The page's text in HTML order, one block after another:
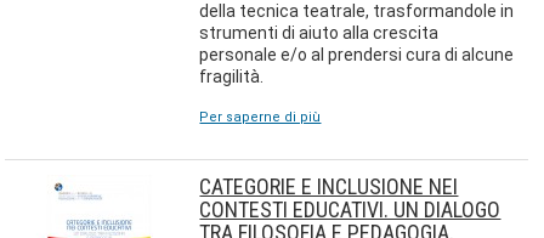
della tecnica teatrale, trasformandole in
strumenti di aiuto alla crescita
personale e/o al prendersi cura di alcune
fragilità.
Per saperne di più
CATEGORIE E INCLUSIONE NEI
CONTESTI EDUCATIVI. UN DIALOGO
TRA FILOSOFIA E PEDAGOGIA.